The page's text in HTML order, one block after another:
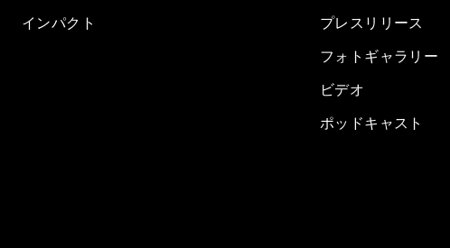
インパクト
プレスリリース
フォトギャラリー
ビデオ
ポッドキャスト